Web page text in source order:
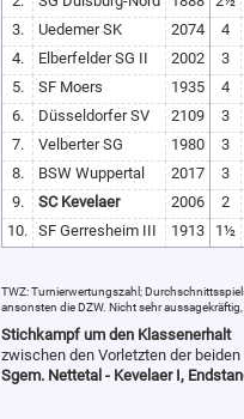
3.
Uedemer SK 2074
4
4.
Elberfelder SG II 2002
3
5.
SF Moers 1935
4
6.
Düsseldorfer SV 2109
3
7.
Velberter SG 1980
3
8.
BSW Wuppertal 2017
3
9.
SC Kevelaer 2006
2
10.
SF Gerresheim III 1913 1½
TWZ: Turnierwertungszahl;
ansonsten die DZW. Nicht sehr
Stichkampf um den Klassenerhalt
zwischen den Vorletzten der
Sgem. Nettetal - Kevelaer I,